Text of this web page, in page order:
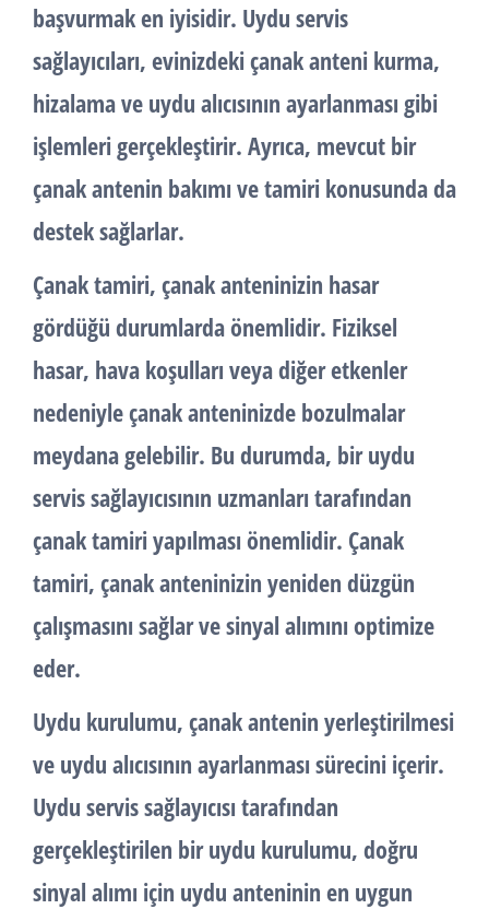
başvurmak en iyisidir. Uydu servis
sağlayıcıları, evinizdeki çanak anteni kurma,
hizalama ve uydu alıcısının ayarlanması gibi
işlemleri gerçekleştirir. Ayrıca, mevcut bir
çanak antenin bakımı ve tamiri konusunda da
destek sağlarlar.
Çanak tamiri, çanak anteninizin hasar
gördüğü durumlarda önemlidir. Fiziksel
hasar, hava koşulları veya diğer etkenler
nedeniyle çanak anteninizde bozulmalar
meydana gelebilir. Bu durumda, bir uydu
servis sağlayıcısının uzmanları tarafından
çanak tamiri yapılması önemlidir. Çanak
tamiri, çanak anteninizin yeniden düzgün
çalışmasını sağlar ve sinyal alımını optimize
eder.
Uydu kurulumu, çanak antenin yerleştirilmesi
ve uydu alıcısının ayarlanması sürecini içerir.
Uydu servis sağlayıcısı tarafından
gerçekleştirilen bir uydu kurulumu, doğru
sinyal alımı için uydu anteninin en uygun